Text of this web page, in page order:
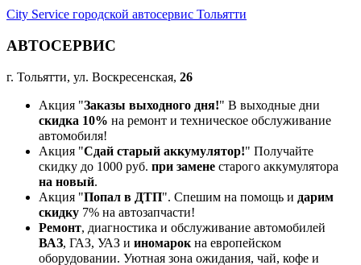
City Service городской автосервис Тольятти
АВТОСЕРВИС
г. Тольятти, ул. Воскресенская, 26
Акция "Заказы выходного дня!" В выходные дни
скидка 10% на ремонт и техническое обслуживание
автомобиля!
Акция "Сдай старый аккумулятор!" Получайте
скидку до 1000 руб. при замене старого аккумулятора
на новый.
Акция "Попал в ДТП". Спешим на помощь и дарим
скидку 7% на автозапчасти!
Ремонт, диагностика и обслуживание автомобилей
ВАЗ, ГАЗ, УАЗ и иномарокна европейском
оборудовании. Уютная зона ожидания, чай, кофе и